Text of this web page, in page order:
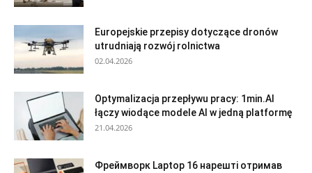
Europejskie przepisy dotyczące dronów
utrudniają rozwój rolnictwa
02.04.2026
Optymalizacja przepływu pracy: 1min.AI
łączy wiodące modele AI w jedną platformę
21.04.2026
Фреймворк Laptop 16 нарешті отримав